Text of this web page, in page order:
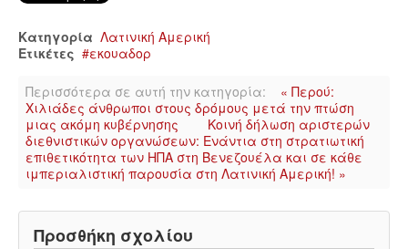
Κατηγορία Λατινική Αμερική
Ετικέτες
εκουαδορ
Περισσότερα σε αυτή την κατηγορία:
« Περού:
Χιλιάδες άνθρωποι στους δρόμους μετά την πτώση
μιας ακόμη κυβέρνησης
Κοινή δήλωση αριστερών
διεθνιστικών οργανώσεων: Ενάντια στη στρατιωτική
επιθετικότητα των ΗΠΑ στη Βενεζουέλα και σε κάθε
ιμπεριαλιστική παρουσία στη Λατινική Αμερική! »
Προσθήκη σχολίου